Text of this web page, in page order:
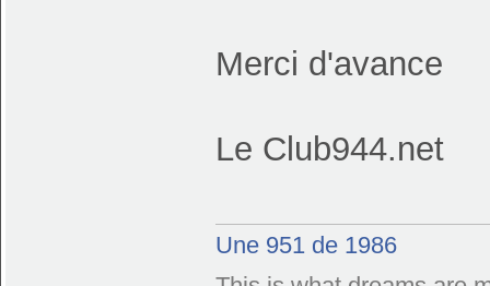
Merci d'avance
Le Club944.net
Une 951 de 1986